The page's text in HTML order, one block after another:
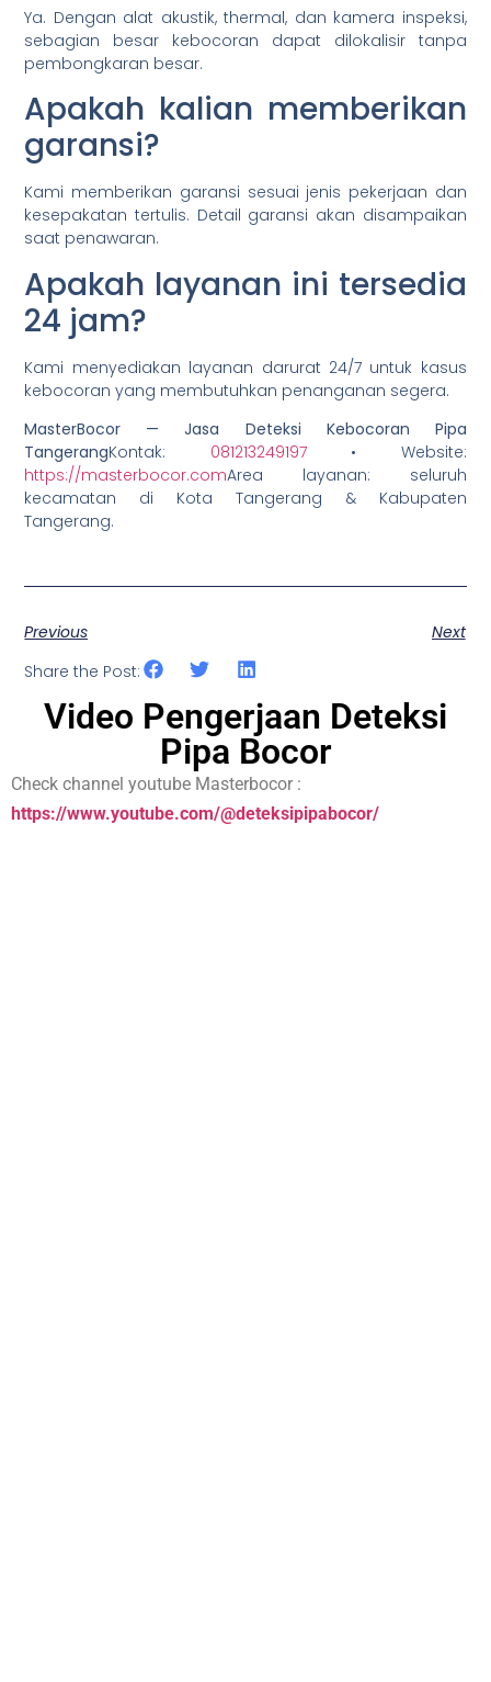
Ya. Dengan alat akustik, thermal, dan kamera inspeksi,
sebagian besar kebocoran dapat dilokalisir tanpa
pembongkaran besar.
Apakah kalian memberikan
garansi?
Kami memberikan garansi sesuai jenis pekerjaan dan
kesepakatan tertulis. Detail garansi akan disampaikan
saat penawaran.
Apakah layanan ini tersedia
24 jam?
Kami menyediakan layanan darurat 24/7 untuk kasus
kebocoran yang membutuhkan penanganan segera.
MasterBocor — Jasa Deteksi Kebocoran Pipa
TangerangKontak: 081213249197• Website:
https://masterbocor.comArea layanan: seluruh
kecamatan di Kota Tangerang & Kabupaten
Tangerang.
Previous
Next
Share the Post:
Video Pengerjaan Deteksi
Pipa Bocor
Check channel youtube Masterbocor :
https://www.youtube.com/@deteksipipabocor/